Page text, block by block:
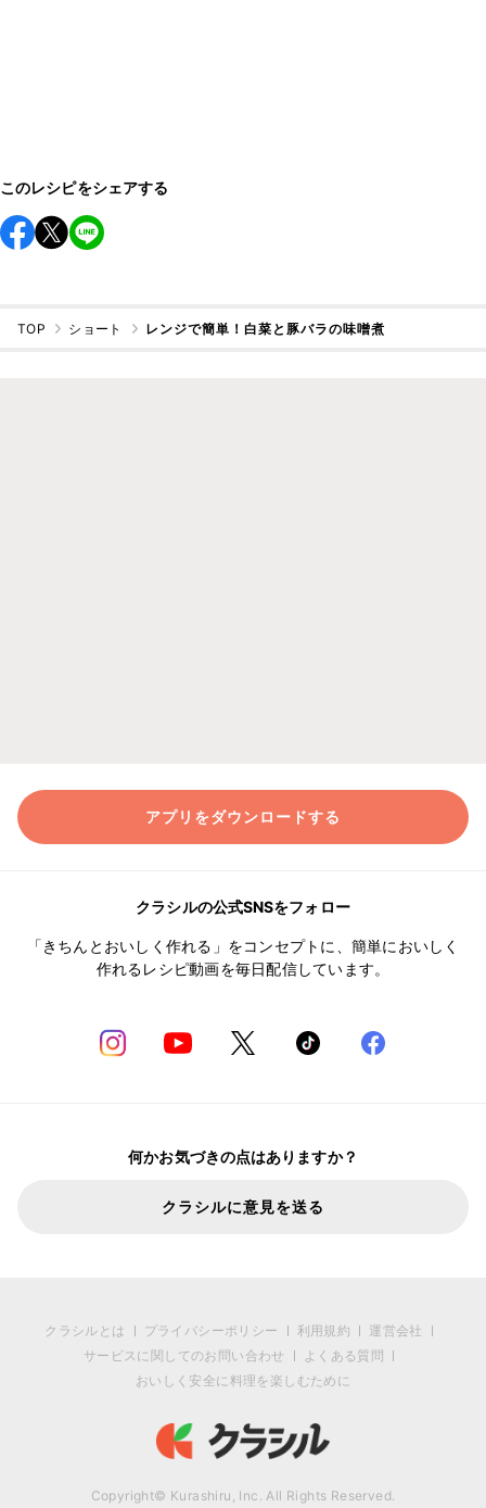
このレシピをシェアする
TOP ショート レンジで簡単！白菜と豚バラの味噌煮
アプリをダウンロードする
クラシルの公式SNSをフォロー
「きちんとおいしく作れる」をコンセプトに、簡単においしく
作れるレシピ動画を毎日配信しています。
何かお気づきの点はありますか？
クラシルに意見を送る
クラシルとは プライバシーポリシー 利用規約
運営会社
サービスに関してのお問い合わせ
よくある質問
おいしく安全に料理を楽しむために
Copyright© Kurashiru, Inc. All Rights Reserved.